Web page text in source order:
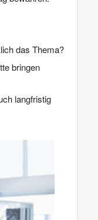
das Thema?
bringen
langfristig